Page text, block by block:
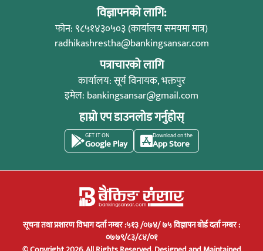
विज्ञापनको लागि:
फोन: ९८५१४३०५०३ (कार्यालय समयमा मात्र)
radhikashrestha@bankingsansar.com
पत्राचारको लागि
कार्यालय: सूर्य विनायक, भक्तपुर
इमेल: bankingsansar@gmail.com
हाम्रो एप डाउनलोड गर्नुहोस्
GET IT ON
Google Play
Download on the
App Store
सूचना तथा प्रशारण विभाग दर्ता नम्बर :५१३ /०७४/ ७५ विज्ञापन बोर्ड दर्ता नम्बर :
०७७९/८३/८४/०१